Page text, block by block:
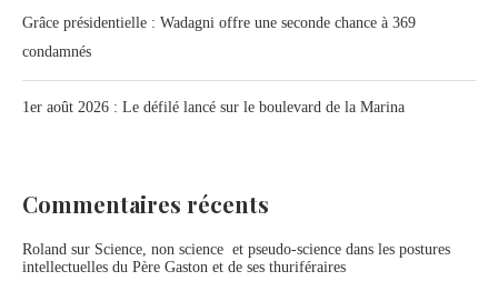
Grâce présidentielle : Wadagni offre une seconde chance à 369
condamnés
1er août 2026 : Le défilé lancé sur le boulevard de la Marina
Commentaires récents
Roland sur Science, non science et pseudo-science dans les postures
intellectuelles du Père Gaston et de ses thuriféraires